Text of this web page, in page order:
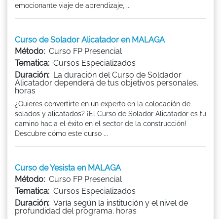
emocionante viaje de aprendizaje, ...
Curso de Solador Alicatador en MALAGA
Método: Curso FP Presencial
Tematica: Cursos Especializados
Duración: La duración del Curso de Soldador
Alicatador dependerá de tus objetivos personales.
horas
¿Quieres convertirte en un experto en la colocación de
solados y alicatados? ¡El Curso de Solador Alicatador es tu
camino hacia el éxito en el sector de la construcción!
Descubre cómo este curso ...
Curso de Yesista en MALAGA
Método: Curso FP Presencial
Tematica: Cursos Especializados
Duración: Varía según la institución y el nivel de
profundidad del programa. horas